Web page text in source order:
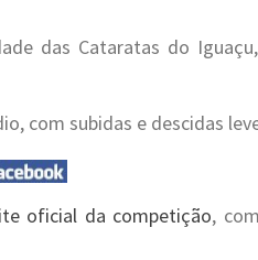
das Cataratas do
com subidas e descidas
oficial da competição,